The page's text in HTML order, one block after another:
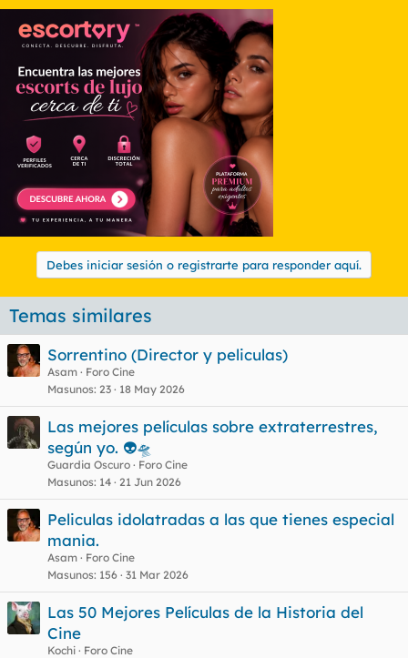
Debes iniciar sesión o registrarte para responder aquí.
Temas similares
Sorrentino (Director y peliculas)
Asam
Foro Cine
Masunos 23 18 May 2026
Las mejores películas sobre extraterrestres,
según yo. 👽🛸
Guardia Oscuro
Foro Cine
Masunos 14 21 Jun 2026
Peliculas idolatradas a las que tienes especial
mania.
Asam
Foro Cine
Masunos 156 31 Mar 2026
Las 50 Mejores Películas de la Historia del
Cine
Kochi
Foro Cine